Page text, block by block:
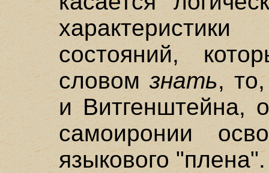
состояний,
словомзнать,
и Витгенштейна,
самоиронии
языкового "плена".